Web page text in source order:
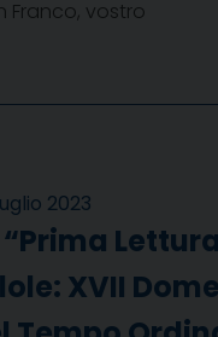
Franco, vostro
2023
“Prima
XVII